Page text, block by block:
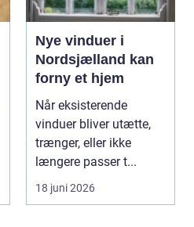
Nye vinduer i
Nordsjælland kan
forny et hjem
Når eksisterende
vinduer bliver utætte,
trænger, eller ikke
længere passer t...
18 juni 2026